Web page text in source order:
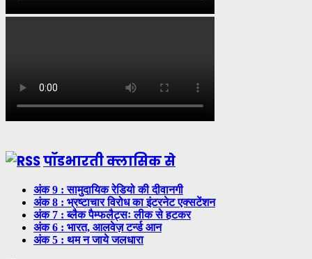
पॉडभारती क्लासिक से
अंक 9 : सामुदायिक रेडियो की दीवानगी
अंक 8 : भ्रष्टाचार विरोध का इंटरनेट एक्सटेंशन
अंक 7 : ब्लैक पैम्फलैट्सः लीक से हटकर
अंक 6 : भारत, आलवेज़ टर्न्ड आन
अंक 5 : थम न जाये जलधारा